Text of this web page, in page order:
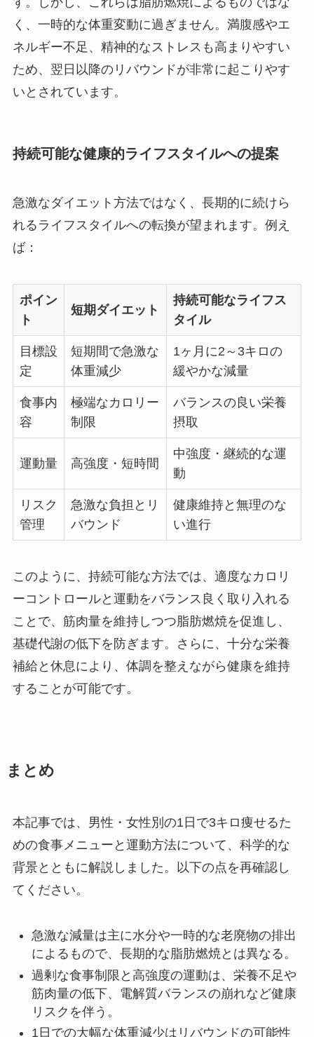
く、一時的な体重変動に過ぎません。満腹感やエ
ネルギー不足、精神的なストレスも高まりやすい
ため、翌日以降のリバウンドが非常に起こりやす
いとされています。
持続可能な健康的ライフスタイルへの提案
急激なダイエット方法ではなく、長期的に続けら
れるライフスタイルへの転換が望まれます。例え
ば：
ポイン
ト
短期ダイエット
持続可能なライフス
タイル
目標設
定
短期間で急激な
体重減少
1ヶ月に2～3キロの
緩やかな減量
食事内
容
極端なカロリー
制限
バランスの良い栄養
摂取
運動量 高強度・短時間
中強度・継続的な運
動
リスク
管理
急激な負担とリ
バウンド
健康維持と無理のな
い進行
このように、持続可能な方法では、適度なカロリ
ーコントロールと運動をバランス良く取り入れる
ことで、筋肉量を維持しつつ脂肪燃焼を促進し、
基礎代謝の低下を防ぎます。さらに、十分な栄養
補給と休息により、体調を整えながら健康を維持
することが可能です。
まとめ
本記事では、男性・女性別の1日で3キロ痩せるた
めの食事メニューと運動方法について、科学的な
背景とともに解説しました。以下の点を再確認し
てください。
急激な減量は主に水分や一時的な老廃物の排出
によるもので、長期的な脂肪燃焼とは異なる。
過剰な食事制限と高強度の運動は、栄養不足や
筋肉量の低下、電解質バランスの崩れなど健康
リスクを伴う。
1日での大幅な体重減少はリバウンドの可能性